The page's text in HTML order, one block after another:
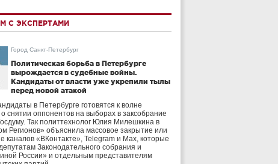
С ЭКСПЕРТАМИ
Город Санкт-Петербург
Политическая борьба в Петербурге
вырождается в судебные войны.
Кандидаты от власти уже укрепили тылы
перед новой атакой
в Петербурге готовятся к волне
снятии оппонентов на выборах в заксобрание
Так политтехнолог Юлия Милешкина в
Регионов» объяснила массовое закрытие или
каналов «ВКонтакте», Telegram и Max, которые
Законодательного собрания и
России» и отдельным представителям